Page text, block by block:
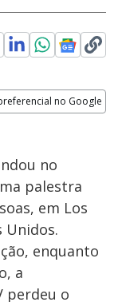
no Google
no
palestra
em Los
Unidos.
enquanto
a
perdeu o